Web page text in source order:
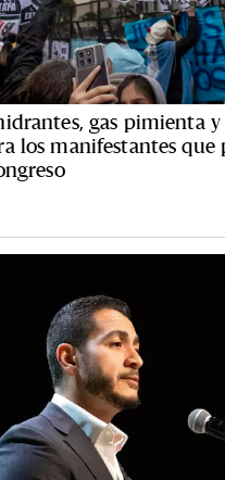
gas pimienta y
los manifestantes que